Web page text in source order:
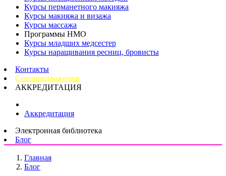
Курсы перманетного макияжа
Курсы макияжа и визажа
Курсы массажа
Программы НМО
Курсы младших медсестер
Курсы наращивания ресниц, бровисты
Контакты
Спецпредложения
АККРЕДИТАЦИЯ
Аккредитация
Электронная библиотека
Блог
Главная
Блог